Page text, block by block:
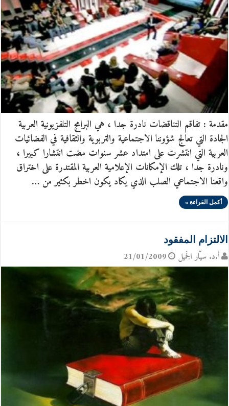
مقدمة : تفاقم التناقضات نادرة جدا ، هي البرامج التلفزيونية العربية
الجادة التي تعالج شؤوننا الاجتماعية والتربوية والثقافية في الفضائيات
العربية التي انتشرت على امتداد عشر سنوات مضت انتشارا كبيرا ،
ونادرة جدا ، تلك الإمكانات الإعلامية العربية المقتدرة على اختراق
واقعنا الاجتماعي الصلب الذي يكاد يكون اخطر بكثير من …
أكمل القراءة »
الالتزام المفقود
أ.د. سيّار الجَميل 21/01/2009